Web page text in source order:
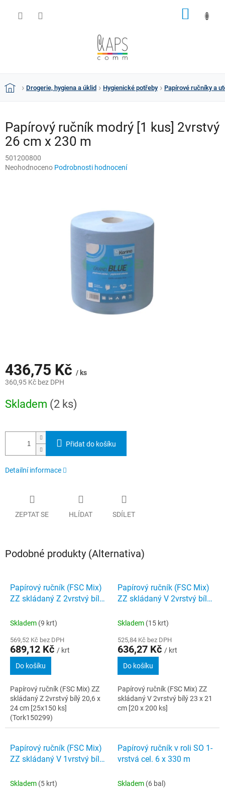
DomůDrogerie, hygiena a úklid Hygienické potřeby Papírové ručníky a
Papírový ručník modrý [1 kus] 2vrstvý
26 cm x 230 m
501200800
Průměrné
Neohodnoceno Podrobnosti hodnocení
436,75 Kč / ks
360,95 Kč bez DPH
cena:
Skladem (2 ks)
Přidat do košíku
Detailní informace
ZEPTAT SE HLÍDAT SDÍLET
Podobné produkty (Alternativa)
Papírový ručník (FSC Mix)
ZZ skládaný Z 2vrstvý bílý
(Tork150299)
Skladem (9 krt)
569,52 Kč bez DPH
689,12 Kč / krt
Do košíku
Papírový ručník (FSC Mix) ZZ
skládaný Z 2vrstvý bílý 20,6 x
24 cm [25x150 ks]
(Tork150299)
Papírový ručník (FSC Mix)
ZZ skládaný V 2vrstvý bílý
Skladem (15 krt)
525,84 Kč bez DPH
636,27 Kč / krt
Do košíku
Papírový ručník (FSC Mix) ZZ
skládaný V 2vrstvý bílý 23 x 21
cm [20 x 200 ks]
Papírový ručník (FSC Mix)
ZZ skládaný V 1vrstvý bílý
Skladem (5 krt)
Papírový ručník v roli SO 1-
vrstvá cel. 6 x 330 m
Skladem (6 bal)